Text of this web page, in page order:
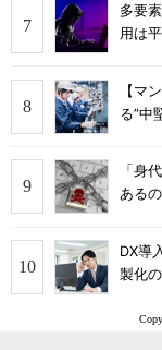
多要
用は
【マ
る”中
「身
ある
DX導
製化